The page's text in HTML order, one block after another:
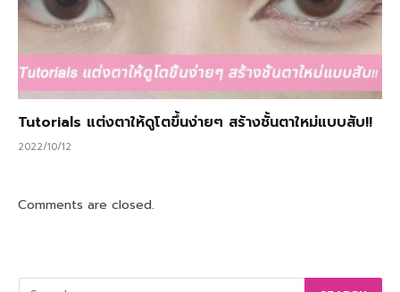
Tutorials แต่งตาให้ดูโตขึ้นง่ายๆ สร้างชั้นตาใหม่แบบสับ!!
2022/10/12
Comments are closed.